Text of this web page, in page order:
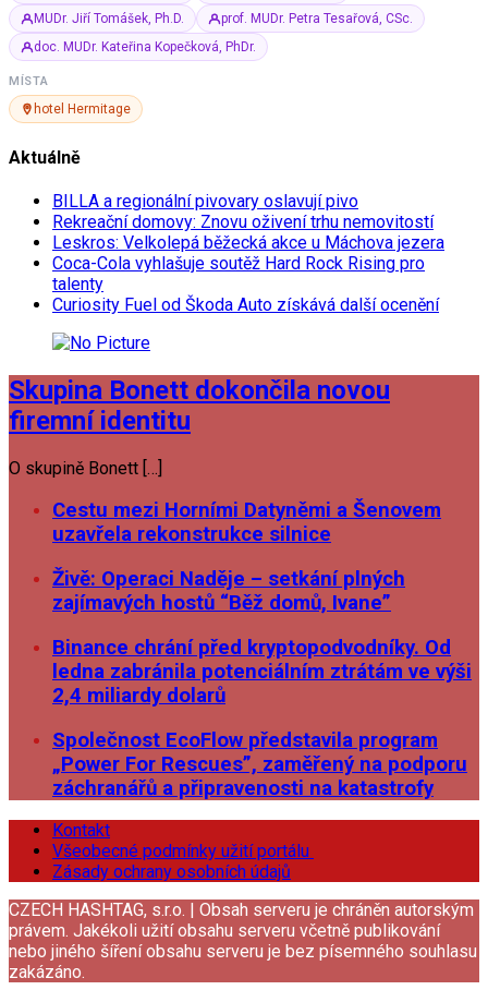
MUDr. Jiří Tomášek, Ph.D.
prof. MUDr. Petra Tesařová, CSc.
doc. MUDr. Kateřina Kopečková, PhDr.
MÍSTA
hotel Hermitage
Aktuálně
BILLA a regionální pivovary oslavují pivo
Rekreační domovy: Znovu oživení trhu nemovitostí
Leskros: Velkolepá běžecká akce u Máchova jezera
Coca-Cola vyhlašuje soutěž Hard Rock Rising pro
talenty
Curiosity Fuel od Škoda Auto získává další ocenění
Skupina Bonett dokončila novou
firemní identitu
O skupině Bonett […]
Cestu mezi Horními Datyněmi a Šenovem
uzavřela rekonstrukce silnice
Živě: Operaci Naděje – setkání plných
zajímavých hostů “Běž domů, Ivane”
Binance chrání před kryptopodvodníky. Od
ledna zabránila potenciálním ztrátám ve výši
2,4 miliardy dolarů
Společnost EcoFlow představila program
„Power For Rescues”, zaměřený na podporu
záchranářů a připravenosti na katastrofy
Kontakt
Všeobecné podmínky užití portálu
Zásady ochrany osobních údajů
CZECH HASHTAG, s.r.o. | Obsah serveru je chráněn autorským
právem. Jakékoli užití obsahu serveru včetně publikování
nebo jiného šíření obsahu serveru je bez písemného souhlasu
zakázáno.